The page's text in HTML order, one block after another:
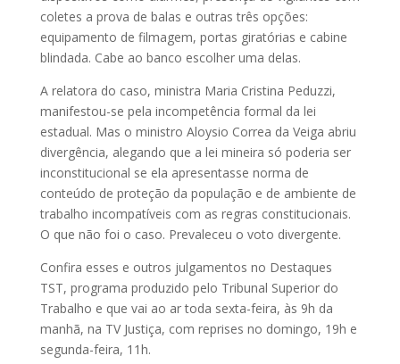
coletes a prova de balas e outras três opções:
equipamento de filmagem, portas giratórias e cabine
blindada. Cabe ao banco escolher uma delas.
A relatora do caso, ministra Maria Cristina Peduzzi,
manifestou-se pela incompetência formal da lei
estadual. Mas o ministro Aloysio Correa da Veiga abriu
divergência, alegando que a lei mineira só poderia ser
inconstitucional se ela apresentasse norma de
conteúdo de proteção da população e de ambiente de
trabalho incompatíveis com as regras constitucionais.
O que não foi o caso. Prevaleceu o voto divergente.
Confira esses e outros julgamentos no Destaques
TST, programa produzido pelo Tribunal Superior do
Trabalho e que vai ao ar toda sexta-feira, às 9h da
manhã, na TV Justiça, com reprises no domingo, 19h e
segunda-feira, 11h.